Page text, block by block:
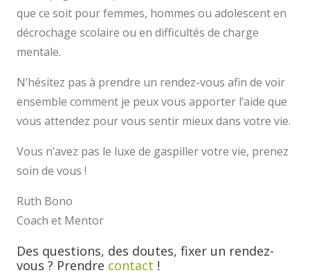
que ce soit pour femmes, hommes ou adolescent en
décrochage scolaire ou en difficultés de charge
mentale.
N’hésitez pas à prendre un rendez-vous afin de voir
ensemble comment je peux vous apporter l’aide que
vous attendez pour vous sentir mieux dans votre vie.
Vous n’avez pas le luxe de gaspiller votre vie, prenez
soin de vous !
Ruth Bono
Coach et Mentor
Des questions, des doutes, fixer un rendez-
vous ? Prendre contact !